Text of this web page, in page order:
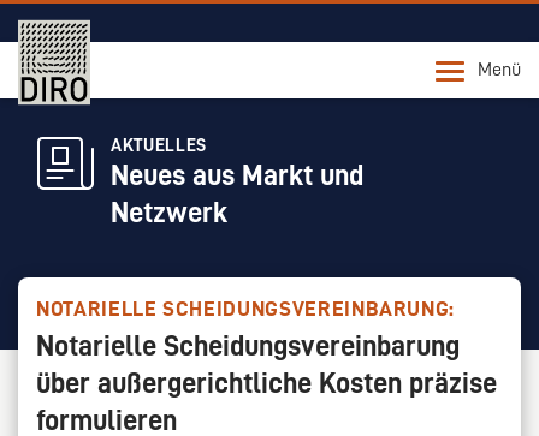
Menü
AKTUELLES
Neues aus Markt und
Netzwerk
NOTARIELLE SCHEIDUNGSVEREINBARUNG:
Notarielle Scheidungsvereinbarung
über außergerichtliche Kosten präzise
formulieren